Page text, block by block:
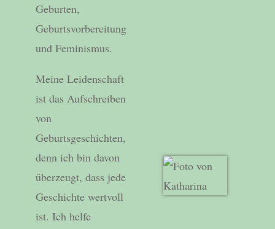
Geburten,
Geburtsvorbereitung
und Feminismus.
Meine Leidenschaft
ist das Aufschreiben
von
Geburtsgeschichten,
denn ich bin davon
überzeugt, dass jede
Geschichte wertvoll
ist. Ich helfe